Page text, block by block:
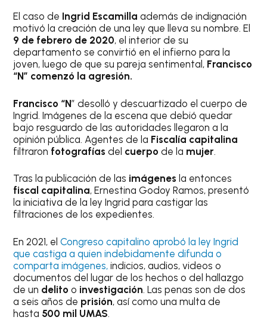
El caso de Ingrid Escamillaademás de indignación
motivó la creación de una ley que lleva su nombre. El
9 de febrero de 2020, el interior de su
departamento se convirtió en el infierno para la
joven, luego de que su pareja sentimental, Francisco
“N” comenzó la agresión.
Francisco “N” desolló y descuartizado el cuerpo de
Ingrid. Imágenes de la escena que debió quedar
bajo resguardo de las autoridades llegaron a la
opinión pública. Agentes de la Fiscalía capitalina
filtraron fotografíasdel cuerpode la mujer.
Tras la publicación de las imágenes la entonces
fiscal capitalina, Ernestina Godoy Ramos, presentó
la iniciativa de la ley Ingrid para castigar las
filtraciones de los expedientes.
En 2021, elCongreso capitalino aprobó la ley Ingrid
que castiga a quien indebidamente difunda o
comparta imágenes,indicios, audios, videos o
documentos del lugar de los hechos o del hallazgo
de un delito o investigación. Las penas son de dos
a seis años de prisión, así como una multa de
hasta 500 mil UMAS.